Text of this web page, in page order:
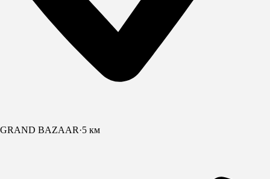
GRAND BAZAAR·5 км